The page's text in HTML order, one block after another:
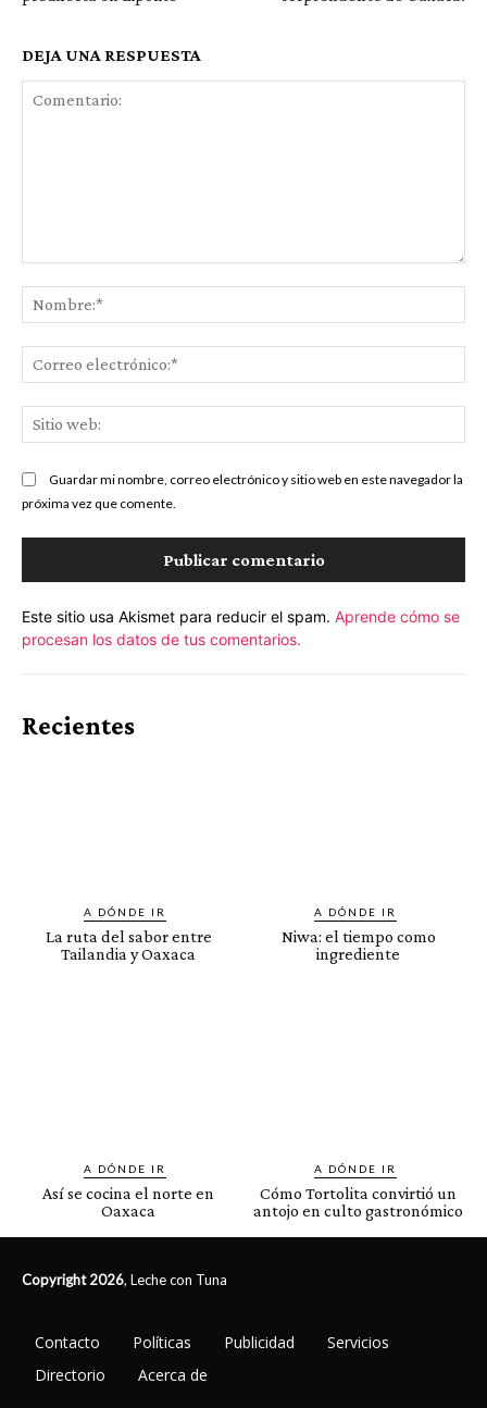
DEJA UNA RESPUESTA
Guardar mi nombre, correo electrónico y sitio web en este navegador la
próxima vez que comente.
Este sitio usa Akismet para reducir el spam. Aprende cómo se
procesan los datos de tus comentarios.
Recientes
A DÓNDE IR
La ruta del sabor entre
Tailandia y Oaxaca
A DÓNDE IR
Niwa: el tiempo como
ingrediente
A DÓNDE IR
Así se cocina el norte en
Oaxaca
A DÓNDE IR
Cómo Tortolita convirtió un
antojo en culto gastronómico
Copyright 2026, Leche con Tuna
Contacto Políticas Publicidad
Servicios
Directorio
Acerca de